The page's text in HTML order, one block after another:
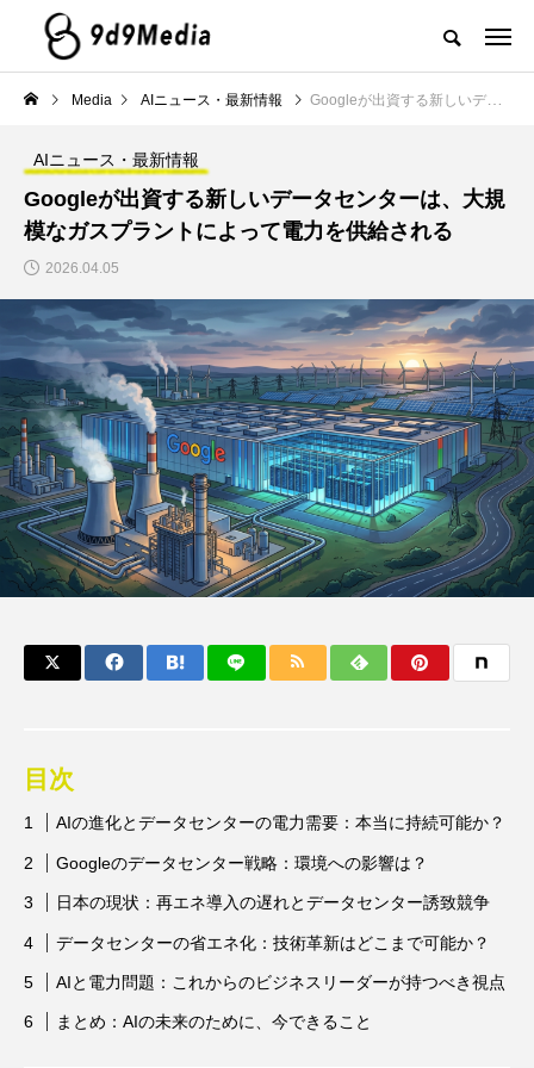
Media AIニュース・最新情報 Googleが出資する新しいデータセンターは、大規模なガスプラントによって電力を供給される
AIニュース・最新情報
Googleが出資する新しいデータセンターは、大規
模なガスプラントによって電力を供給される
2026.04.05
目次
AIの進化とデータセンターの電力需要：本当に持続可能か？
Googleのデータセンター戦略：環境への影響は？
日本の現状：再エネ導入の遅れとデータセンター誘致競争
データセンターの省エネ化：技術革新はどこまで可能か？
AIと電力問題：これからのビジネスリーダーが持つべき視点
まとめ：AIの未来のために、今できること